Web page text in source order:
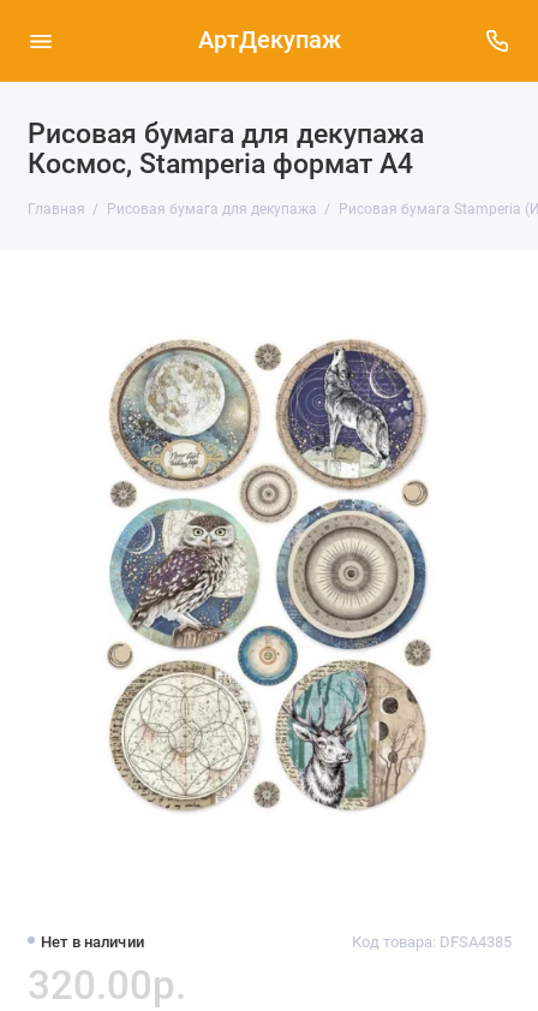
АртДекупаж
Рисовая бумага для декупажа
Космос, Stamperia формат А4
Главная Рисовая бумага для декупажа Рисовая бумага Stamperia
Нет в наличии Код товара: DFSA4385
320.00р.